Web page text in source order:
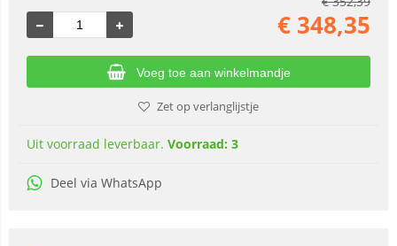
€ 348,35
Voeg toe aan winkelmandje
Zet op verlanglijstje
Uit voorraad leverbaar. Voorraad: 3
Deel via WhatsApp